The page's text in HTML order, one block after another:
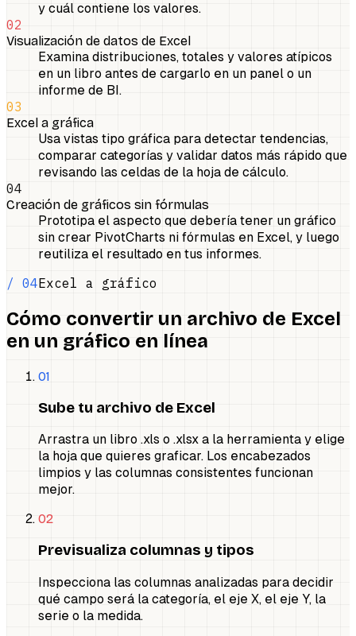
y cuál contiene los valores.
02
Visualización de datos de Excel
Examina distribuciones, totales y valores atípicos
en un libro antes de cargarlo en un panel o un
informe de BI.
03
Excel a gráfica
Usa vistas tipo gráfica para detectar tendencias,
comparar categorías y validar datos más rápido que
revisando las celdas de la hoja de cálculo.
04
Creación de gráficos sin fórmulas
Prototipa el aspecto que debería tener un gráfico
sin crear PivotCharts ni fórmulas en Excel, y luego
reutiliza el resultado en tus informes.
/ 04Excel a gráfico
Cómo convertir un archivo de Excel
en un gráfico en línea
01
Sube tu archivo de Excel
Arrastra un libro .xls o .xlsx a la herramienta y elige
la hoja que quieres graficar. Los encabezados
limpios y las columnas consistentes funcionan
mejor.
02
Previsualiza columnas y tipos
Inspecciona las columnas analizadas para decidir
qué campo será la categoría, el eje X, el eje Y, la
serie o la medida.